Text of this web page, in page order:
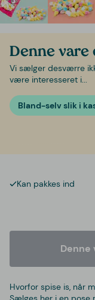
Denne
Vi sælger desværre
være interesseret i...
Bland-selv slik i
Kan pakkes ind
Denne
Hvorfor spise is, når